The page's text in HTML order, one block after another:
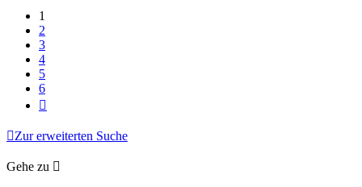
1
2
3
4
5
6
Zur erweiterten Suche
Gehe zu